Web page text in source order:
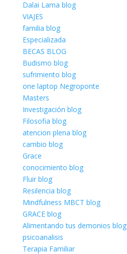
Dalai Lama blog
VIAJES
familia blog
Especializada
BECAS BLOG
Budismo blog
sufrimiento blog
one laptop Negroponte
Masters
Investigación blog
Filosofia blog
atencion plena blog
cambio blog
Grace
conocimiento blog
Fluir blog
Resilencia blog
Mindfulness MBCT blog
GRACE blog
Alimentando tus demonios blog
psicoanalisis
Terapia Familiar